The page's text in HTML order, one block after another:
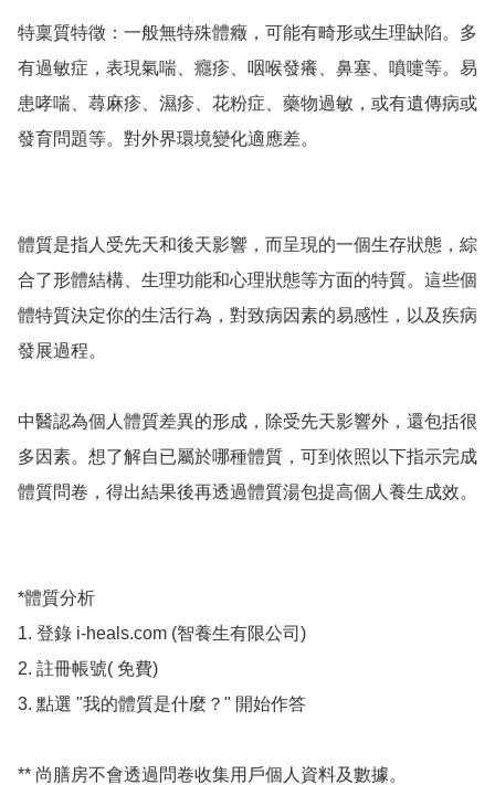
特稟質特徵：一般無特殊體癥，可能有畸形或生理缺陷。多
有過敏症，表現氣喘、癮疹、咽喉發癢、鼻塞、噴嚏等。易
患哮喘、蕁麻疹、濕疹、花粉症、藥物過敏，或有遺傳病或
發育問題等。對外界環境變化適應差。
體質是指人受先天和後天影響，而呈現的一個生存狀態，綜
合了形體結構、生理功能和心理狀態等方面的特質。這些個
體特質決定你的生活行為，對致病因素的易感性，以及疾病
發展過程。
中醫認為個人體質差異的形成，除受先天影響外，還包括很
多因素。想了解自已屬於哪種體質，可到依照以下指示完成
體質問卷，得出結果後再透過體質湯包提高個人養生成效。
*體質分析
1. 登錄 i-heals.com (智養生有限公司)
2. 註冊帳號( 免費)
3. 點選 "我的體質是什麼？" 開始作答
** 尚膳房不會透過問卷收集用戶個人資料及數據。